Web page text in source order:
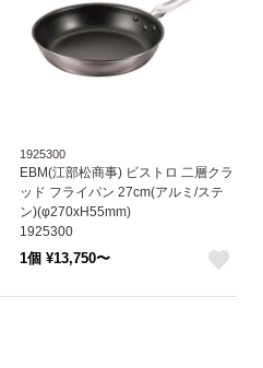
1925300
EBM(江部松商事) ビストロ 二層クラ
ッド フライパン 27cm(アルミ/ステ
ン)(φ270xH55mm)
1925300
1個 ¥13,750〜